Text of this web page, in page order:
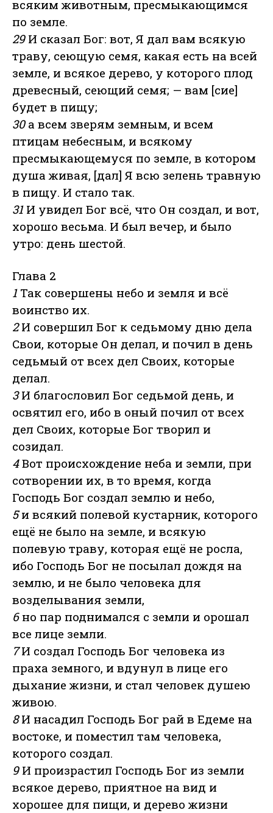
всяким животным, пресмыкающимся
по земле.
29И сказал Бог: вот, Я дал вам всякую
траву, сеющую семя, какая есть на всей
земле, и всякое дерево, у которого плод
древесный, сеющий семя; — вам [сие]
будет в пищу;
30а всем зверям земным, и всем
птицам небесным, и всякому
пресмыкающемуся по земле, в котором
душа живая, [дал] Я всю зелень травную
в пищу. И стало так.
31И увидел Бог всё, что Он создал, и вот,
хорошо весьма. И был вечер, и было
утро: день шестой.
Глава 2
1Так совершены небо и земля и всё
воинство их.
2И совершил Бог к седьмому дню дела
Свои, которые Он делал, и почил в день
седьмый от всех дел Своих, которые
делал.
3И благословил Бог седьмой день, и
освятил его, ибо в оный почил от всех
дел Своих, которые Бог творил и
созидал.
4Вот происхождение неба и земли, при
сотворении их, в то время, когда
Господь Бог создал землю и небо,
5и всякий полевой кустарник, которого
ещё не было на земле, и всякую
полевую траву, которая ещё не росла,
ибо Господь Бог не посылал дождя на
землю, и не было человека для
возделывания земли,
6но пар поднимался с земли и орошал
все лице земли.
7И создал Господь Бог человека из
праха земного, и вдунул в лице его
дыхание жизни, и стал человек душею
живою.
8И насадил Господь Бог рай в Едеме на
востоке, и поместил там человека,
которого создал.
9И произрастил Господь Бог из земли
всякое дерево, приятное на вид и
хорошее для пищи, и дерево жизни